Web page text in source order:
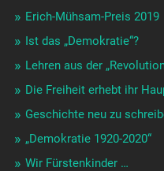
Erich-Mühsam-Preis 2019
Ist das „Demokratie“?
Lehren aus der
Die Freiheit erhebt ihr
Geschichte neu zu
„Demokratie 1920-2020“
Wir Fürstenkinder …